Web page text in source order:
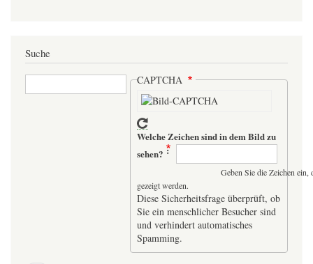
Suche
Suche CAPTCHA
Welche Zeichen sind in dem Bild zu
sehen?
Geben Sie die Zeichen
gezeigt werden.
Diese Sicherheitsfrage überprüft, ob
Sie ein menschlicher Besucher sind
und verhindert automatisches
Spamming.